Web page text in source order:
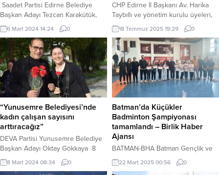
Saadet Partisi Edirne Belediye
Başkan Adayı Tezcan Karakütük,
imar uygulamalarında, haksız rant
elde etme yoluna asla izin
vermeyeceklerini söyledi. Erdoğan
DEMİR / EDİRNE (İGFA) – Saadet
Partisi Edirne Belediye Başkan
Adayı Tezcan Karakütük, imar
uygulamalarında, haksız rant elde
etme yoluna asla izin
vermeyeceklerini vurgulayarak
yazılı bir açıklama yayınladı.
Karakütük’ün açıklaması
şöyle;“Şehirlerimizin...
6 Mart 2024 14:24 0
CHP Edirne İl Başkanı Av. Harika
Taybıllı ve yönetim kurulu üyeleri,
Üyüklütatar köyünü ziyaret ederek
yerel üreticilerle bir araya geldi.
Erdoğan DEMİR / EDİRNE (İGFA) –
Edirne’nin Üyüklütatar köyünü
ziyaret eden CHP Edirne İl Başkanı
Harika Taybıllı, köy kahvesinde
üreticilerle yaptığı sohbetin
ardından, tarlalarda emek veren
çiftçilerle de görüşme fırsatı...
18 Temmuz 2025 19:29 0
“Yunusemre Belediyesi’nde
kadın çalışan sayısını
arttıracağız”
DEVA Partisi Yunusemre Belediye
Başkan Adayı Oktay Gökkaya 8
Mart Dünya Kadınlar Günü
dolayısıyla başta esnaf kadınlar
8 Mart 2024 08:34 0
Batman’da Küçükler
Badminton Şampiyonası
tamamlandı – Birlik Haber
Ajansı
BATMAN-BHA Batman Gençlik ve
Spor İl Müdürlüğü tarafından
düzenlenen 2024-2025 Okul
22 Mart 2025 00:56 0